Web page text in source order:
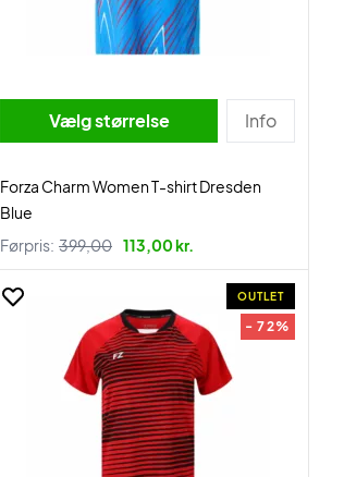
Vælg størrelse Info
Forza Charm Women T-shirt Dresden
Blue
Førpris: 399,00 113,00 kr.
OUTLET
- 72%